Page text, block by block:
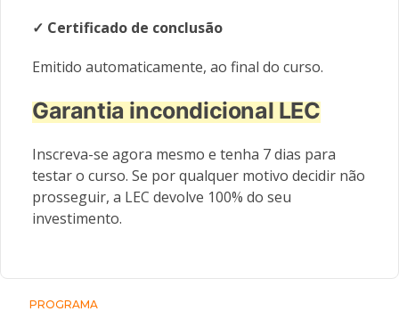
✓ Certificado de conclusão
Emitido automaticamente, ao final do curso.
Garantia incondicional LEC
Inscreva-se agora mesmo e tenha 7 dias para
testar o curso. Se por qualquer motivo decidir não
prosseguir, a LEC devolve 100% do seu
investimento.
PROGRAMA